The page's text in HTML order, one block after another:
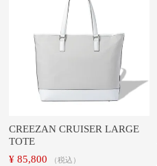
CREEZAN CRUISER LARGE
TOTE
¥ 85,800 税込